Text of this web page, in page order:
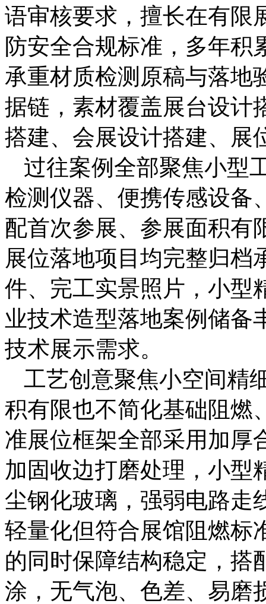
语审核要求，擅长在有限
防安全合规标准，多年积
承重材质检测原稿与落地
据链，素材覆盖展台设计
搭建、会展设计搭建、展
过往案例全部聚焦小型
检测仪器、便携传感设备
配首次参展、参展面积有
展位落地项目均完整归档
件、完工实景照片，小型
业技术造型落地案例储备
技术展示需求。
工艺创意聚焦小空间精
积有限也不简化基础阻燃
准展位框架全部采用加厚
加固收边打磨处理，小型
尘钢化玻璃，强弱电路走
轻量化但符合展馆阻燃标
的同时保障结构稳定，搭
涂，无气泡、色差、易磨